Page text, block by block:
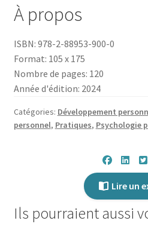
Gérer
ses
À propos
ISBN: 978-2-88953-900-0
Format: 105 x 175
Nombre de pages: 120
Année d'édition: 2024
Catégories: Développement
personnel, Pratiques, Psychologie
Lire un
Ils pourraient aussi